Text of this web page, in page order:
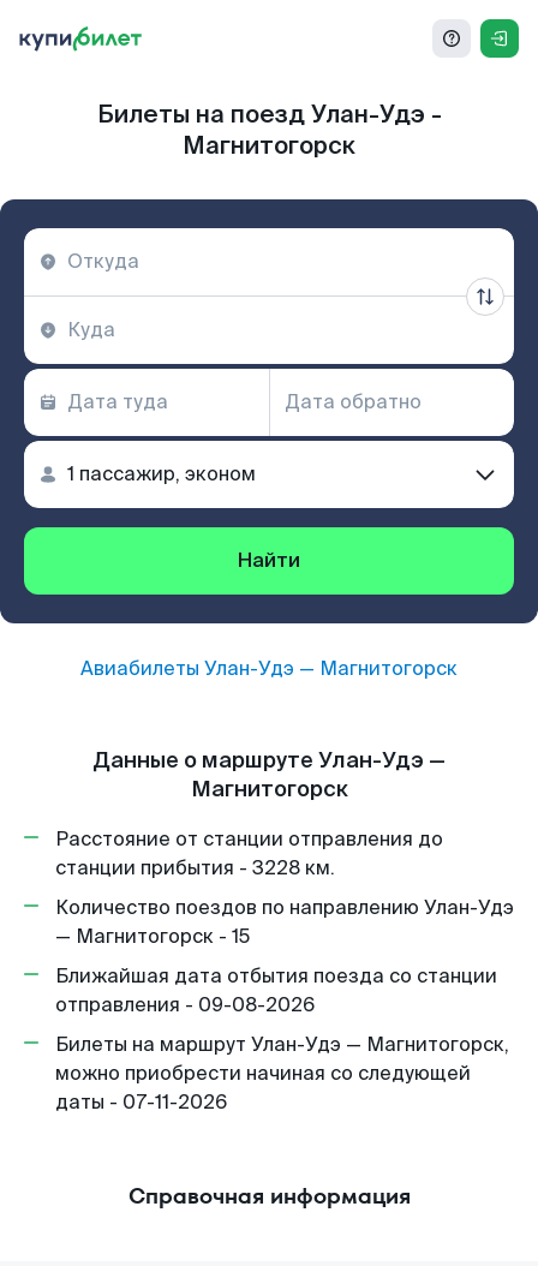
Билеты на поезд Улан-Удэ -
Магнитогорск
Найти
Авиабилеты Улан-Удэ — Магнитогорск
Данные о маршруте Улан-Удэ —
Магнитогорск
Расстояние от станции отправления до
станции прибытия - 3228 км.
Количество поездов по направлению Улан-Удэ
— Магнитогорск - 15
Ближайшая дата отбытия поезда со станции
отправления - 09-08-2026
Билеты на маршрут Улан-Удэ — Магнитогорск,
можно приобрести начиная со следующей
даты - 07-11-2026
Справочная информация